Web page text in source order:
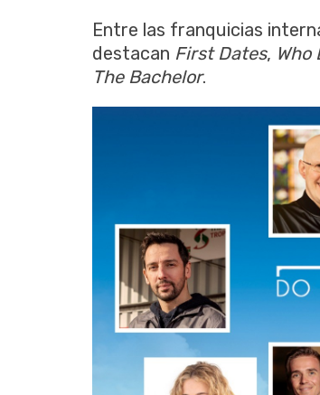
Entre las franquicias
destacan First Dates, Who
The Bachelor.